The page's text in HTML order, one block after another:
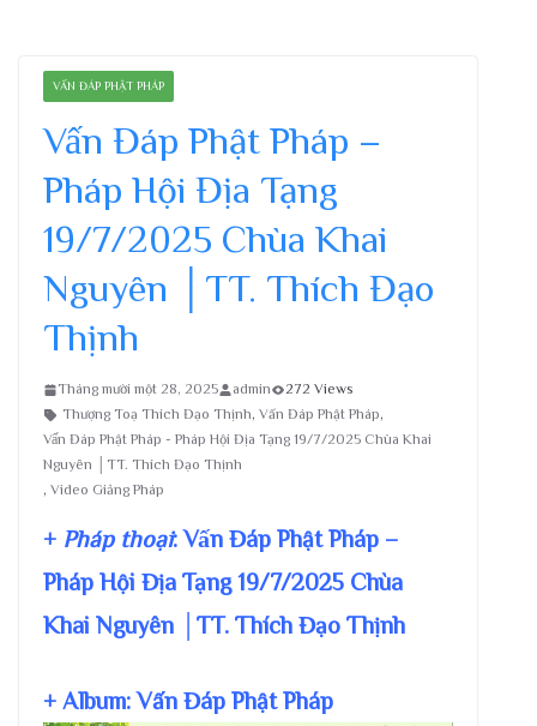
VẤN ĐÁP PHẬT PHÁP
Vấn Đáp Phật Pháp –
Pháp Hội Địa Tạng
19/7/2025 Chùa Khai
Nguyên │TT. Thích Đạo
Thịnh
Tháng mười một 28, 2025 admin
272 Views
Thượng Toạ Thích Đạo Thịnh, Vấn Đáp Phật Pháp,
Vấn Đáp Phật Pháp - Pháp Hội Địa Tạng 19/7/2025 Chùa Khai
Nguyên │TT. Thích Đạo Thịnh
, Video Giảng Pháp
+ Pháp thoại: Vấn Đáp Phật Pháp –
Pháp Hội Địa Tạng 19/7/2025 Chùa
Khai Nguyên │TT. Thích Đạo Thịnh
+ Album: Vấn Đáp Phật Pháp